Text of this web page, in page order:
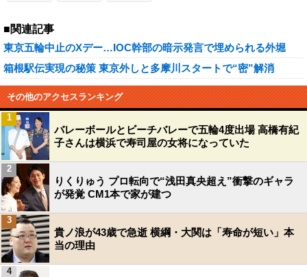
■関連記事
東京五輪中止のXデー…IOC幹部の暗示発言で埋められる外堀
箱根駅伝実現の秘策 東京外しと多摩川スタートで“密”解消
その他のアクセスランキング
バレーボールとビーチバレーで五輪4度出場 高橋有紀
子さんは横浜で寿司屋の女将になっていた
1
りくりゅう プロ転向で“浅田真央超え”衝撃のギャラ
が発覚 CM1本で家が建つ
2
貴ノ浪が43歳で急逝 横綱・大関は「寿命が短い」本
当の理由
3
4